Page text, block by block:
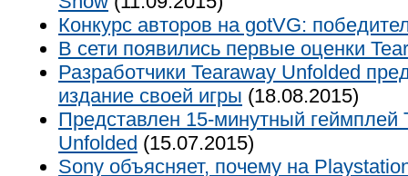
Конкурс авторов на gotVG:
В сети появились первые оценки
Разработчики Tearaway Unfolded
издание своей игры (18.08.2015)
Представлен 15-минутный геймплей
Unfolded (15.07.2015)
Sony объясняет, почему на